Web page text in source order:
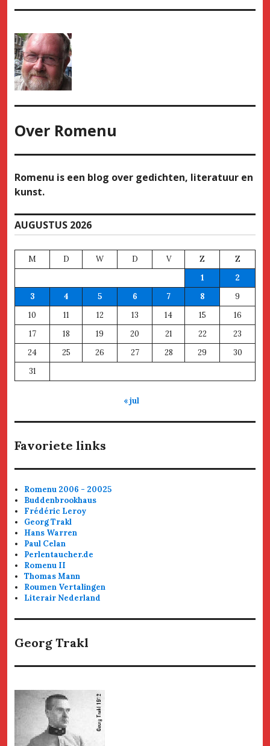
Over Romenu
Romenu is een blog over gedichten, literatuur en
kunst.
AUGUSTUS 2026
M D W D V Z
Z
1
2
3
4 5 6 7 8
9
10
11 12 13 14 15
16
17
18 19 20 21 22
23
24
25 26 27 28 29
30
31
« jul
Favoriete links
Romenu 2006 - 20025
Buddenbrookhaus
Frédéric Leroy
Georg Trakl
Hans Warren
Paul Celan
Perlentaucher.de
Romenu II
Thomas Mann
Roumen Vertalingen
Literair Nederland
Georg Trakl